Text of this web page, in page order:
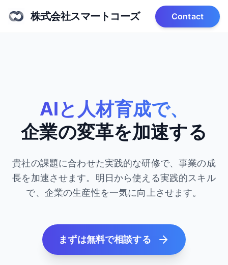
株式会社スマートコーズ Contact
AIと人材育成で、
企業の変革を加速する
貴社の課題に合わせた実践的な研修で、事業の成
長を加速させます。 明日から使える実践的スキル
で、企業の生産性を一気に向上させます。
まずは無料で相談する